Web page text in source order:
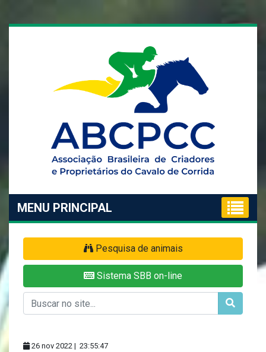
MENU PRINCIPAL
Pesquisa de animais
Sistema SBB on-line
26 nov 2022 | 23:55:47